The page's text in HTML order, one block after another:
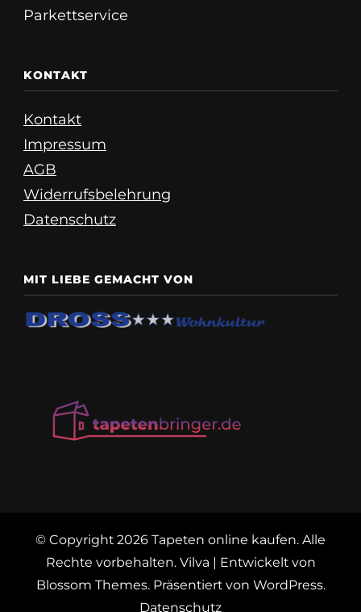
Parkettservice
KONTAKT
Kontakt
Impressum
AGB
Widerrufsbelehrung
Datenschutz
MIT LIEBE GEMACHT VON
© Copyright 2026 Tapeten online kaufen. Alle
Rechte vorbehalten.Vilva | Entwickelt von
Blossom Themes. Präsentiert von WordPress.
Datenschutz